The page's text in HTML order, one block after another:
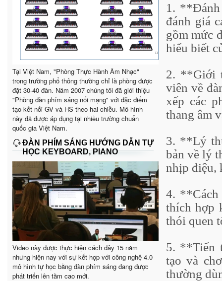
Tại Việt Nam, "Phòng Thực Hành Âm Nhạc"
trong trường phổ thông thường chỉ là phòng được
đặt 30-40 đàn. Năm 2007 chúng tôi đã giới thiệu
"Phòng đàn phím sáng nối mạng" với đặc điểm
tạo kết nối GV và HS theo hai chiều. Mô hình
này đã được áp dụng tại nhiều trường chuẩn
quốc gia Việt Nam.
ĐÀN PHÍM SÁNG HƯỚNG DẪN TỰ
HỌC KEYBOARD, PIANO
Video này được thực hiện cách đây 15 năm
nhưng hiện nay với sự kết hợp với công nghệ 4.0
mô hình tự học bằng đàn phím sáng đang được
phát triển lên tầm cao mới.
1. **Đánh
đánh giá
gồm mức
hiểu biết
2. **Giới
viên về
xếp các
thang âm
3. **Lý
bản về lý
nhịp điệu,
4. **Cách
thích hợp
thói quen
5. **Tiến
tạo và
thường